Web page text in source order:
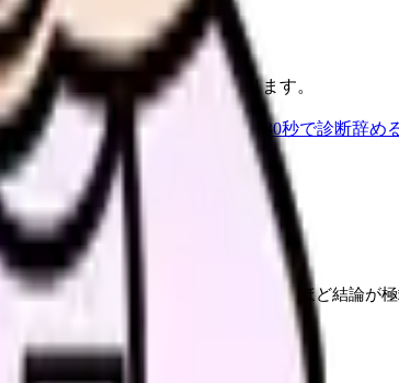
」を分けると判断しやすくなります。
ります。進む 職場の悩みを30秒で診断辞め
現在地を確認できます。
。頭の中だけで考えると、つらい日ほど結論が